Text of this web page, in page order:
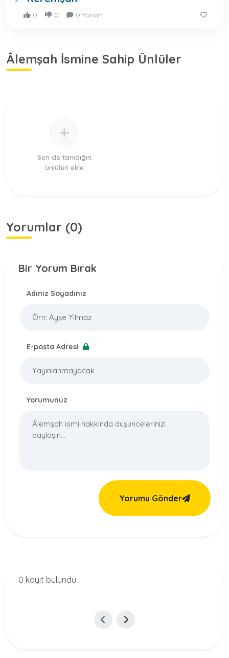
0 0 0 Yorum
Âlemşah İsmine Sahip Ünlüler
Sen de tanıdığın
ünlüleri ekle
Yorumlar (0)
Bir Yorum Bırak
Adınız Soyadınız
E-posta Adresi
Yorumunuz
Yorumu Gönder
0 kayıt bulundu